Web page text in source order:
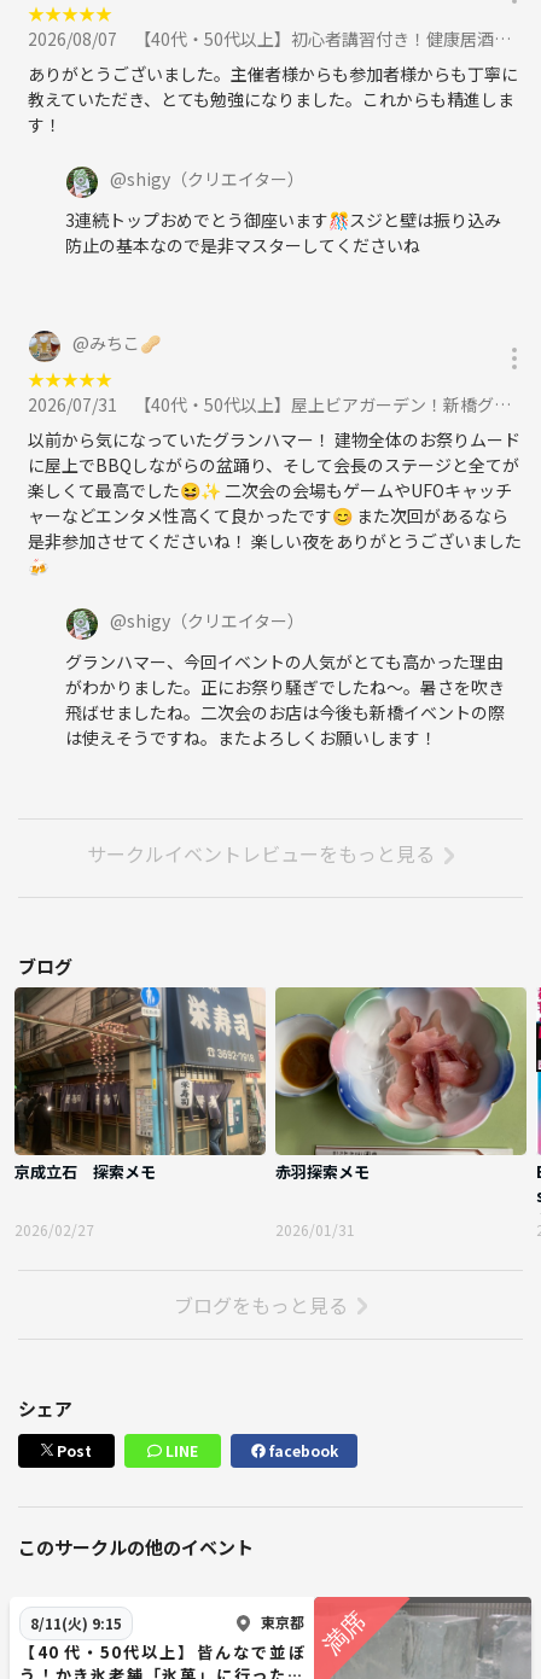
★★★★★
2026/08/07
【40代・50代以上】初心者講習付き！健康居酒屋麻雀に参加
ありがとうございました。主催者様からも参加者様からも丁寧に
教えていただき、とても勉強になりました。これからも精進しま
す！
@shigy （クリエイター）
3連続トップおめでとう御座います🎊スジと壁は振り込み
防止の基本なので是非マスターしてくださいね
@みちこ‪🥜
★★★★★
2026/07/31
【40代・50代以上】屋上ビアガーデン！新橋グランハマーに参加
以前から気になっていたグランハマー！ 建物全体のお祭りムード
に屋上でBBQしながらの盆踊り、そして会長のステージと全てが
楽しくて最高でした😆✨ 二次会の会場もゲームやUFOキャッチ
ャーなどエンタメ性高くて良かったです😊 また次回があるなら
是非参加させてくださいね！ 楽しい夜をありがとうございました
🍻
@shigy （クリエイター）
グランハマー、今回イベントの人気がとても高かった理由
がわかりました。正にお祭り騒ぎでしたね〜。暑さを吹き
飛ばせましたね。二次会のお店は今後も新橋イベントの際
は使えそうですね。またよろしくお願いします！
サークルイベントレビューをもっと見る
ブログ
京成立石 探索メモ
2026/02/27
赤羽探索メモ
2026/01/31
ブログをもっと見る
シェア
Post LINE facebook
このサークルの他のイベント
8/11(火) 9:15 東京都
【40 代・50代以上】皆んなで並ぼ
う！かき氷老舗「氷菓」に行ったあ